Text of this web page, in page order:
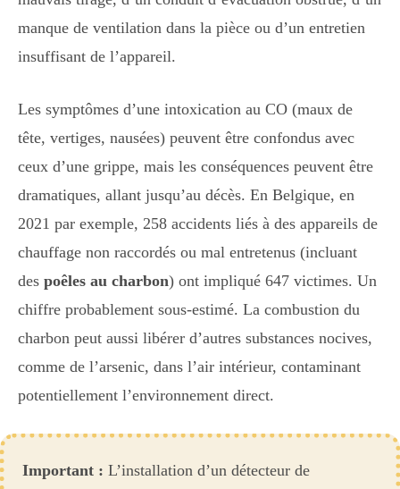
manque de ventilation dans la pièce ou d’un entretien
insuffisant de l’appareil.
Les symptômes d’une intoxication au CO (maux de
tête, vertiges, nausées) peuvent être confondus avec
ceux d’une grippe, mais les conséquences peuvent être
dramatiques, allant jusqu’au décès. En Belgique, en
2021 par exemple, 258 accidents liés à des appareils de
chauffage non raccordés ou mal entretenus (incluant
des poêles au charbon) ont impliqué 647 victimes. Un
chiffre probablement sous-estimé. La combustion du
charbon peut aussi libérer d’autres substances nocives,
comme de l’arsenic, dans l’air intérieur, contaminant
potentiellement l’environnement direct.
Important : L’installation d’un détecteur de